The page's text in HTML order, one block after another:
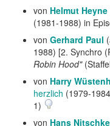
von Helmut Heyne
(1981-1988) in
von Gerhard Paul
1988) [2. Synchro
Robin Hood"
von Harry
herzlich (1979-
1)
von Hans Nitschke